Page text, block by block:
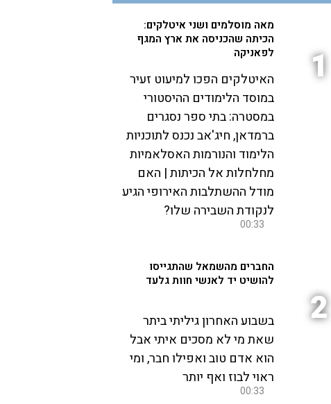
1
מאה מוסלמים ושני איטלקים:
הכיתה שהכניסה את ארץ המגף
לפאניקה
האיטלקים הפכו למיעוט זעיר
במוסד הלימודים ההיסטורי
במסטרה: בתי ספר נסגרים
ברמדאן, חיג'אב נכנס לתוכניות
הלימוד והנורמות האסלאמיות
מחלחלות אל הכיתות | האם
מודל ההשתלבות האירופי הגיע
לנקודת השבירה שלו?
00:33
2
החברים מהשמאל שהתגייסו
להושיט יד לאנשי חוות גלעד
בשבוע האחרון גיליתי ביתר
שאת מי לא מסכים איתי אבל
הוא אדם טוב ואפילו חבר, ומי
ראוי לבוז ואף יותר
00:33